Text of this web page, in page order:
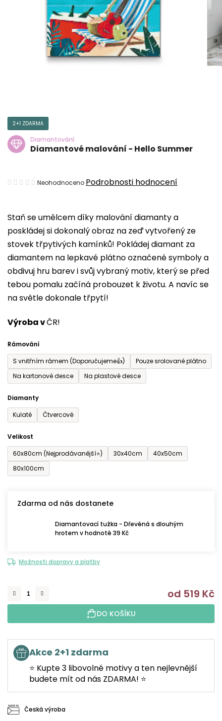
Staň se umělcem díky malování diamanty a
poskládej si dokonalý obraz na zeď vytvořený ze
stovek třpytivých kamínků! Pokládej diamant za
diamantem na lepkavé plátno označené symboly a
obdivuj hru barev i svůj vybraný motiv, který se před
tebou pomalu začíná probouzet k životu. A navíc se
na světle dokonale třpytí!
Výroba vČR!
Rámování
S vnitřním rámem (Doporučujeme👍)
Pouze srolované plátno
Na kartonové desce
Na plastové desce
Diamanty
Kulaté
Čtvercové
Velikost
60x80cm (Nejprodávanější⭐)
30x40cm
40x50cm
80x100cm
Zdarma od nás dostanete
Diamantovací tužka - Dřevěná s dlouhým
hrotem v hodnotě 39 Kč
Možnosti dopravy a platby
od 519 Kč
DO KOŠÍKU
Akce 2+1 zdarma
⭐ Kupte 3 libovolné motivy a ten nejlevnější
budete mít od nás ZDARMA! ⭐
Česká výroba
2+1 ZDARMA
Diamantování
Diamantové malování - Hello Summer
Průměrné
je
0,0
z
5
hvězdiček.
Neohodnoceno Podrobnosti hodnocení